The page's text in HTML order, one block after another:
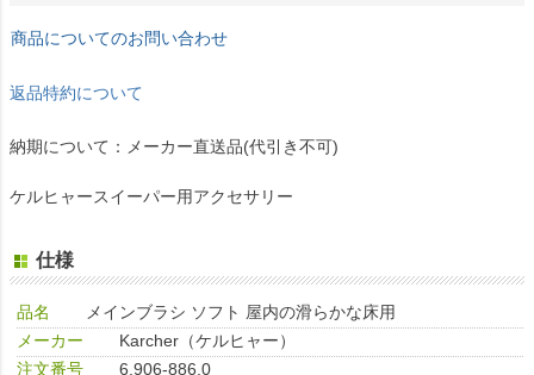
商品についてのお問い合わせ
返品特約について
納期について：メーカー直送品(代引き不可)
ケルヒャースイーパー用アクセサリー
仕様
品名
メインブラシ ソフト 屋内の滑らかな床用
メーカー
Karcher（ケルヒャー）
注文番号
6.906-886.0